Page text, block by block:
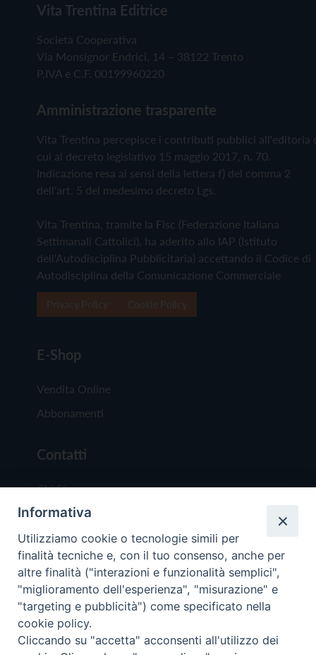
Vita Trentina Editrice
Società Cooperativa
Via Monsignor Endrici, 14 – 38122 Trento
P.IVA e C.F. 00199960220
Amministrazione trasparente
Vita Trentina percepisce i contributi pubblici all'editoria
cui al decreto legislativo 15 maggio 2017, n. 70.
Indicazione resa ai sensi della lettera f) del comma 2
dell'art. 5 del medesimo decreto Lgs.
Vita Trentina, tramite la Fisc (Federazione Italiana
Settimanali Cattolici), ha aderito allo IAP (Istituto
dell'Autodisciplina Pubblicitaria) accettando il Codice di
Autodisciplina della Comunicazione Commerciale
E-Shop
Vendita Online
Abbonamenti
Contatti
Chi Siamo
Redazione
Scrivici
Copyright © 2019 - Tutti i diritti riservati - Vita
Trentina Editrice
Informativa
Utilizziamo cookie o tecnologie simili per
finalità tecniche e, con il tuo consenso, anche per
altre finalità ("interazioni e funzionalità semplici",
"miglioramento dell'esperienza", "misurazione" e
"targeting e pubblicità") come specificato nella
cookie policy.
Cliccando su "accetta" acconsenti all'utilizzo dei